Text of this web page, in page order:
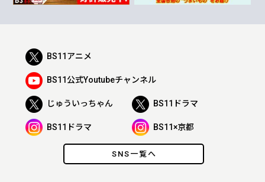
SNS一覧へ
BS11アニメ
BS11公式Youtubeチャンネル
じゅういっちゃん BS11ドラマ
BS11ドラマ BS11×京都